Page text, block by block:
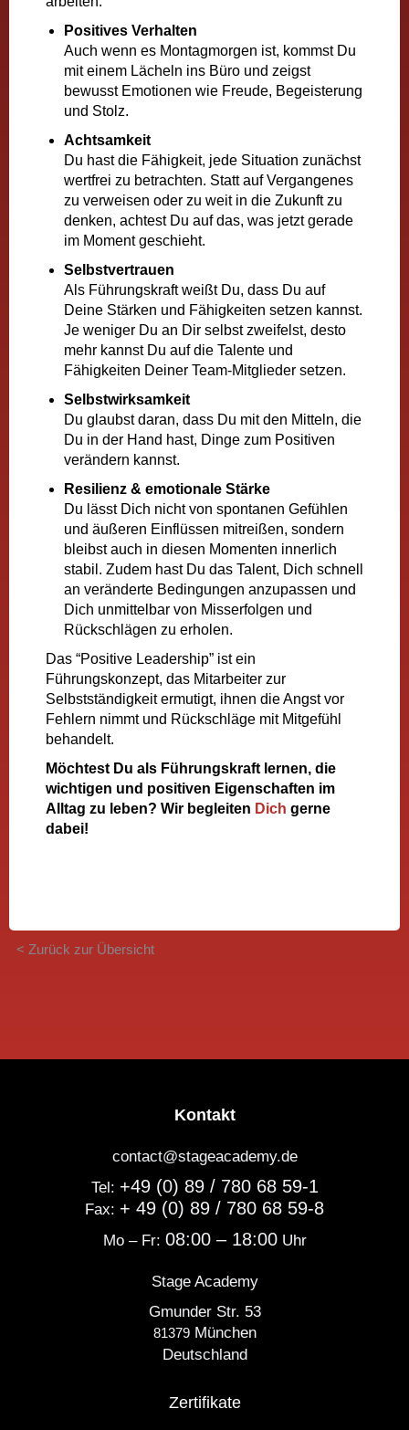
Positives Verhalten
Auch wenn es Montagmorgen ist, kommst Du
mit einem Lächeln ins Büro und zeigst
bewusst Emotionen wie Freude, Begeisterung
und Stolz.
Achtsamkeit
Du hast die Fähigkeit, jede Situation zunächst
wertfrei zu betrachten. Statt auf Vergangenes
zu verweisen oder zu weit in die Zukunft zu
denken, achtest Du auf das, was jetzt gerade
im Moment geschieht.
Selbstvertrauen
Als Führungskraft weißt Du, dass Du auf
Deine Stärken und Fähigkeiten setzen kannst.
Je weniger Du an Dir selbst zweifelst, desto
mehr kannst Du auf die Talente und
Fähigkeiten Deiner Team-Mitglieder setzen.
Selbstwirksamkeit
Du glaubst daran, dass Du mit den Mitteln, die
Du in der Hand hast, Dinge zum Positiven
verändern kannst.
Resilienz & emotionale Stärke
Du lässt Dich nicht von spontanen Gefühlen
und äußeren Einflüssen mitreißen, sondern
bleibst auch in diesen Momenten innerlich
stabil. Zudem hast Du das Talent, Dich schnell
an veränderte Bedingungen anzupassen und
Dich unmittelbar von Misserfolgen und
Rückschlägen zu erholen.
Das “Positive Leadership” ist ein
Führungskonzept, das Mitarbeiter zur
Selbstständigkeit ermutigt, ihnen die Angst vor
Fehlern nimmt und Rückschläge mit Mitgefühl
behandelt.
Möchtest Du als Führungskraft lernen, die
wichtigen und positiven Eigenschaften im
Alltag zu leben? Wir begleiten Dich gerne
dabei!
< Zurück zur Übersicht
Kontakt
contact@stageacademy.de
Tel: +49 (0) 89 / 780 68 59-1
Fax: + 49 (0) 89 / 780 68 59-8
Mo – Fr: 08:00 – 18:00Uhr
Stage Academy
Gmunder Str. 53
81379München
Deutschland
Zertifikate